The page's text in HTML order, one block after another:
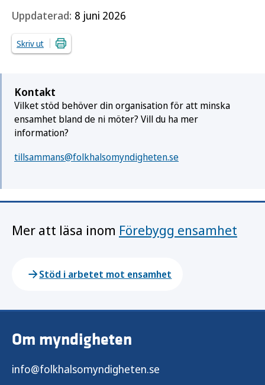
Uppdaterad: 8 juni 2026
Skriv ut
Kontakt
Vilket stöd behöver din organisation för att minska
ensamhet bland de ni möter? Vill du ha mer
information?
tillsammans@folkhalsomyndigheten.se
Mer att läsa inom Förebygg ensamhet
Stöd i arbetet mot ensamhet
Om myndigheten
info@folkhalsomyndigheten.se